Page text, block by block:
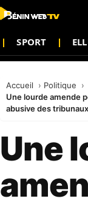
SPORT
Accueil
Politique
Une lourde amende
abusive des
Une